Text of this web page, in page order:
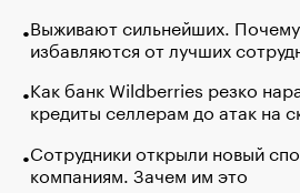
Выживают сильнейших.
избавляются от лучших
Как банк Wildberries резко
кредиты селлерам до атак на
Сотрудники открыли новый
компаниям. Зачем им это